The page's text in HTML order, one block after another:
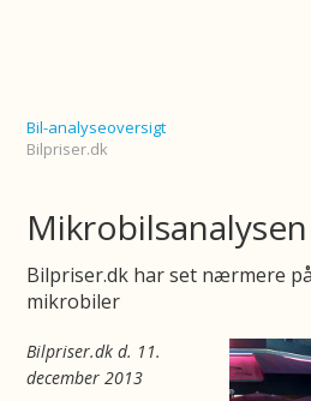
Bil-analyseoversigt
Bilpriser.dk
Bilpriser.dk har set nærmere
mikrobiler
Bilpriser.dk d. 11.
december 2013